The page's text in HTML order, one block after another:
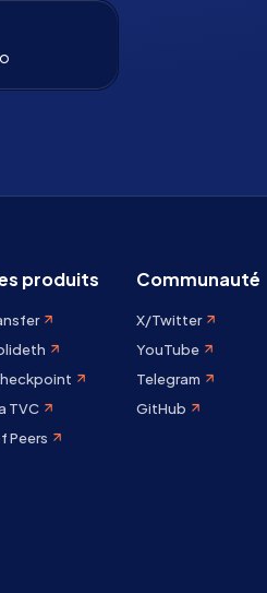
produits
TVC
Peers
Communauté
X/Twitter
YouTube
Telegram
GitHub